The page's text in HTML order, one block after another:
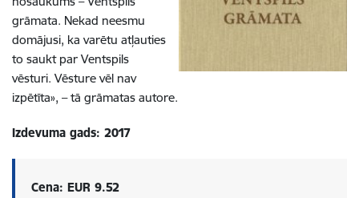
grāmata. Nekad neesmu
domājusi, ka varētu atļauties
to saukt par Ventspils
vēsturi. Vēsture vēl nav
izpētīta», – tā grāmatas autore.
Izdevuma gads: 2017
Cena: EUR 9.52